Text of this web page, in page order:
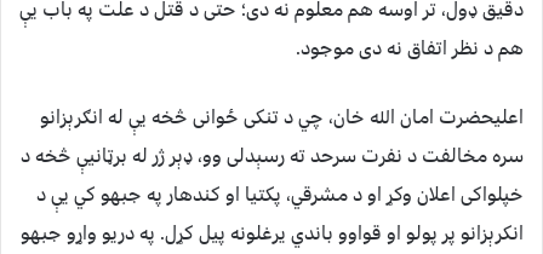
دقیق ډول، تر اوسه هم معلوم نه دی؛ حتی د قتل د علت په باب یې
هم د نظر اتفاق نه دی موجود.
اعلیحضرت امان الله خان، چي د تنکی ځوانی څخه یې له انګرېزانو
سره مخالفت د نفرت سرحد ته رسېدلی وو، ډېر ژر له برټانیې څخه د
خپلواکی اعلان وکړ او د مشرقي، پکتیا او کندهار په جبهو کي یې د
انکرېزانو پر پولو او قواوو باندي یرغلونه پیل کړل. په دریو واړو جبهو